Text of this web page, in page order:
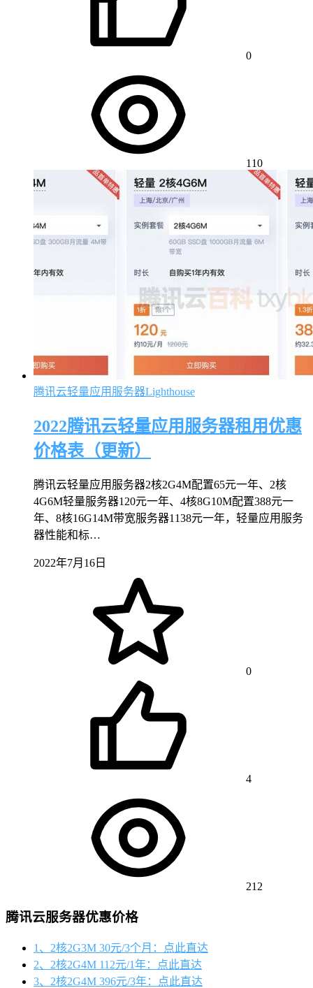
0
110
腾讯云轻量应用服务器Lighthouse
2022腾讯云轻量应用服务器租用优惠
价格表（更新）
腾讯云轻量应用服务器2核2G4M配置65元一年、2核
4G6M轻量服务器120元一年、4核8G10M配置388元一
年、8核16G14M带宽服务器1138元一年，轻量应用服务
器性能和标…
2022年7月16日
0
4
212
腾讯云服务器优惠价格
1、2核2G3M 30元/3个月：点此直达
2、2核2G4M 112元/1年：点此直达
3、2核2G4M 396元/3年：点此直达